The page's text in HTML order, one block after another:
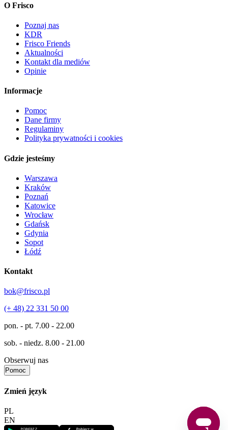
O Frisco
Poznaj nas
KDR
Frisco Friends
Aktualności
Kontakt dla mediów
Opinie
Informacje
Pomoc
Dane firmy
Regulaminy
Polityka prywatności i cookies
Gdzie jesteśmy
Warszawa
Kraków
Poznań
Katowice
Wrocław
Gdańsk
Gdynia
Sopot
Łódź
Kontakt
bok@frisco.pl
(+ 48) 22 331 50 00
pon. - pt. 7.00 - 22.00
sob. - niedz. 8.00 - 21.00
Obserwuj nas
Pomoc
Zmień język
PL
EN